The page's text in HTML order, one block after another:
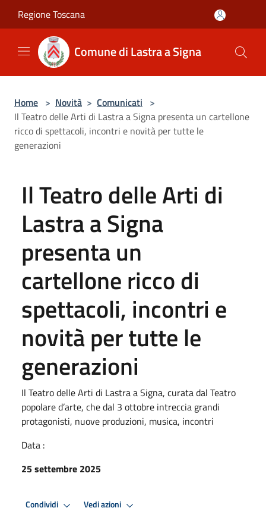
Regione Toscana
Comune di Lastra a Signa
Home > Novità > Comunicati >
Il Teatro delle Arti di Lastra a Signa presenta un cartellone
ricco di spettacoli, incontri e novità per tutte le
generazioni
Il Teatro delle Arti di
Lastra a Signa
presenta un
cartellone ricco di
spettacoli, incontri e
novità per tutte le
generazioni
Il Teatro delle Arti di Lastra a Signa, curata dal Teatro
popolare d’arte, che dal 3 ottobre intreccia grandi
protagonisti, nuove produzioni, musica, incontri
Data :
25 settembre 2025
Condividi Vedi azioni